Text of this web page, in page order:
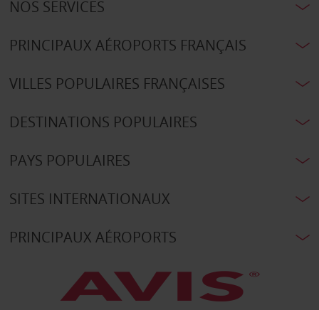
NOS SERVICES
PRINCIPAUX AÉROPORTS FRANÇAIS
VILLES POPULAIRES FRANÇAISES
DESTINATIONS POPULAIRES
PAYS POPULAIRES
SITES INTERNATIONAUX
PRINCIPAUX AÉROPORTS